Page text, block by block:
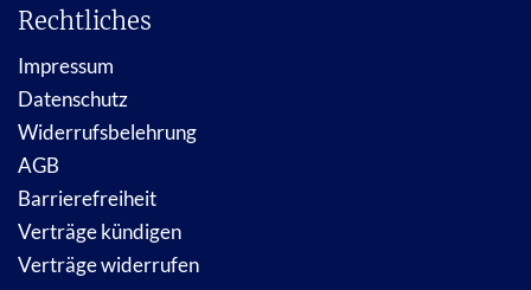
Rechtliches
Impressum
Datenschutz
Widerrufsbelehrung
AGB
Barrierefreiheit
Verträge kündigen
Verträge widerrufen